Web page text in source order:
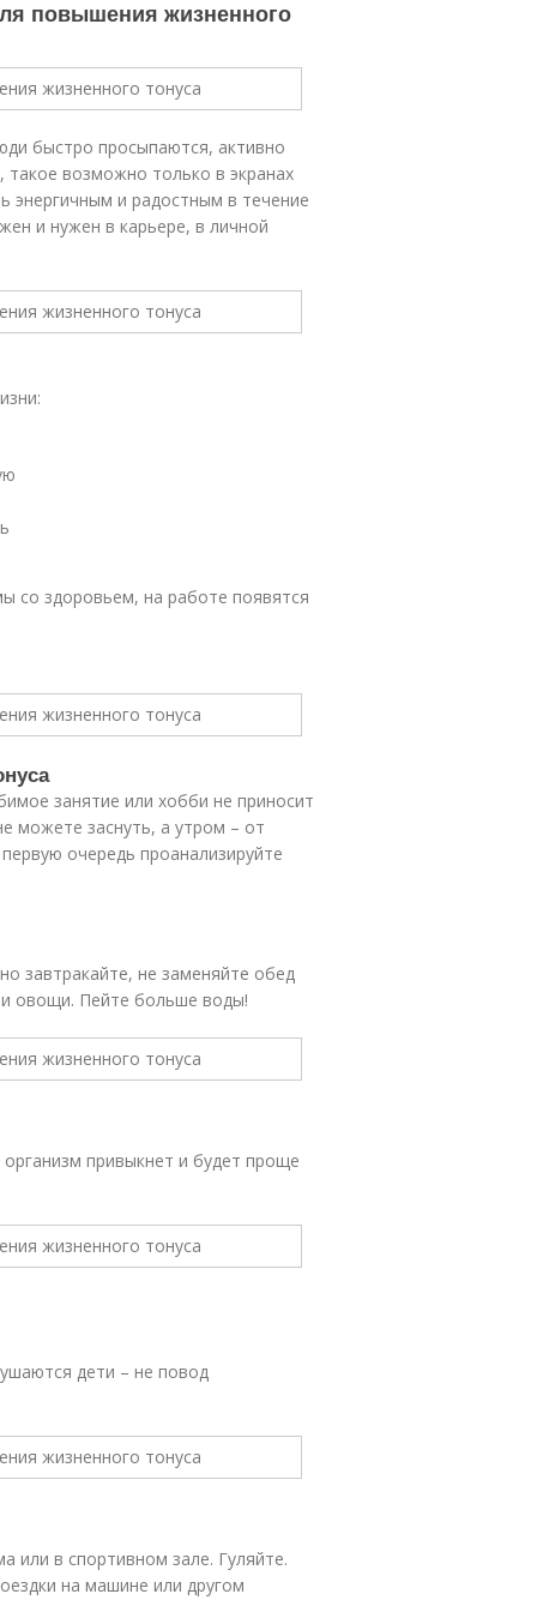
повышения жизненного
быстро просыпаются, активно
такое возможно только в экранах
энергичным и радостным в течение
и нужен в карьере, в личной
со здоровьем, на работе появятся
занятие или хобби не приносит
можете заснуть, а утром – от
очередь проанализируйте
завтракайте, не заменяйте обед
овощи. Пейте больше воды!
привыкнет и будет проще
дети – не повод
или в спортивном зале. Гуляйте.
на машине или другом